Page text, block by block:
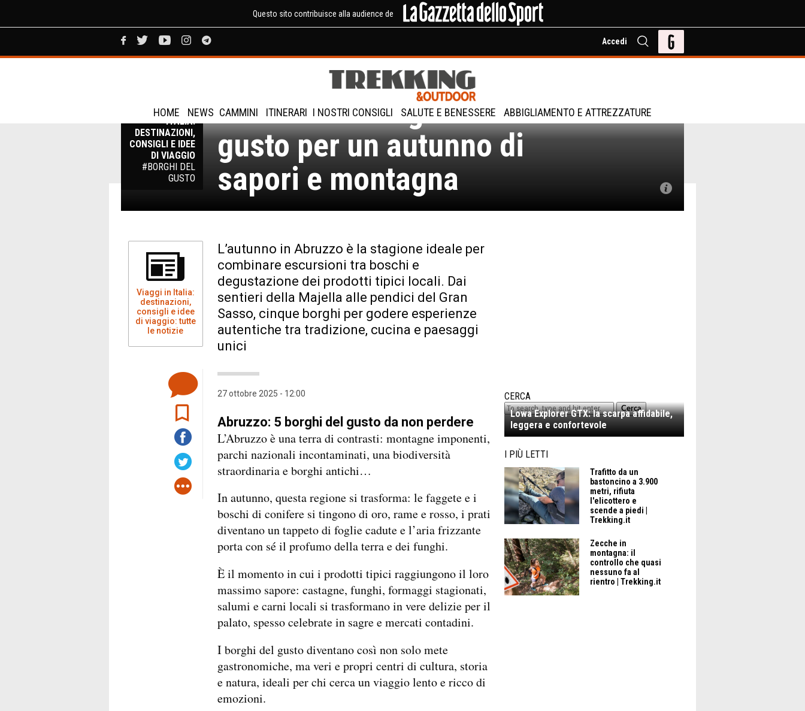
Questo sito contribuisce alla audience de
Accedi
HOME NEWS CAMMINI ITINERARI I NOSTRI CONSIGLI SALUTE E BENESSERE ABBIGLIAMENTO E ATTREZZATURE
VIAGGI IN
ITALIA:
DESTINAZIONI,
CONSIGLI E IDEE
DI VIAGGIO
#BORGHI DEL
GUSTO
Abruzzo: 5 borghi del
gusto per un autunno di
sapori e montagna
Viaggi in Italia:
destinazioni,
consigli e idee
di viaggio: tutte
le notizie
L’autunno in Abruzzo è la stagione ideale per
combinare escursioni tra boschi e
degustazione dei prodotti tipici locali. Dai
sentieri della Majella alle pendici del Gran
Sasso, cinque borghi per godere esperienze
autentiche tra tradizione, cucina e paesaggi
unici
27 ottobre 2025 - 12:00
Abruzzo: 5 borghi del gusto da non perdere
L’Abruzzo è una terra di contrasti: montagne imponenti,
parchi nazionali incontaminati, una biodiversità
straordinaria e borghi antichi…
In autunno, questa regione si trasforma: le faggete e i
boschi di conifere si tingono di oro, rame e rosso, i prati
diventano un tappeto di foglie cadute e l’aria frizzante
porta con sé il profumo della terra e dei funghi.
È il momento in cui i prodotti tipici raggiungono il loro
massimo sapore: castagne, funghi, formaggi stagionati,
salumi e carni locali si trasformano in vere delizie per il
palato, spesso celebrate in sagre e mercati contadini.
I borghi del gusto diventano così non solo mete
gastronomiche, ma veri e propri centri di cultura, storia
e natura, ideali per chi cerca un viaggio lento e ricco di
emozioni.
CERCA
Cerca
Lowa Explorer GTX: la scarpa affidabile,
leggera e confortevole
I PIÙ LETTI
Trafitto da un
bastoncino a 3.900
metri, rifiuta
l'elicottero e
scende a piedi |
Trekking.it
Zecche in
montagna: il
controllo che quasi
nessuno fa al
rientro | Trekking.it